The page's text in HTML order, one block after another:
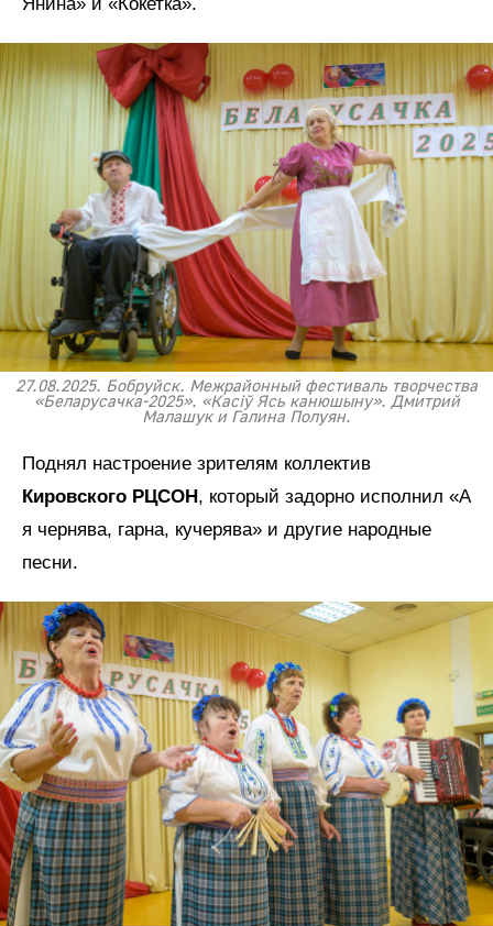
27.08.2025. Бобруйск. Межрайонный фестиваль творчества
«Беларусачка-2025». «Касiў Ясь канюшыну». Дмитрий
Малашук и Галина Полуян.
Поднял настроение зрителям коллектив
Кировского РЦСОН, который задорно исполнил «А
я чернява, гарна, кучерява» и другие народные
песни.